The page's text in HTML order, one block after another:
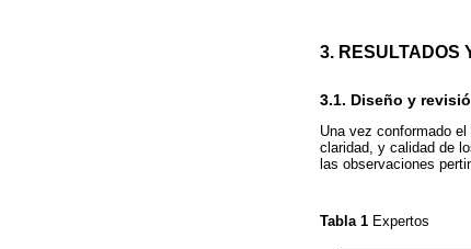
3. RESULTADOS
3.1. Diseño y
Una vez conformado
claridad, y calidad de
las observaciones
Tabla 1 Expertos